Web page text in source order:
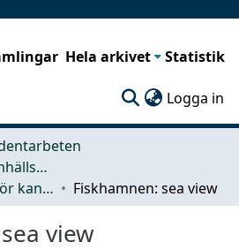
Hela arkivet Statistik
Logga in
Arkitektur och samhällsbyggnadsteknik (ACE)
Examensarbeten för kandidatexamen
Fiskhamnen: sea view
view